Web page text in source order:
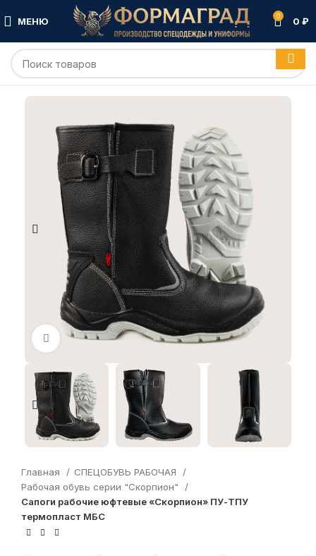
МЕНЮ 0 0 ₽
Увеличить
Главная
СПЕЦОБУВЬ РАБОЧАЯ
Рабочая обувь серии "Скорпион"
Сапоги рабочие юфтевые «Скорпион» ПУ-ТПУ
термопласт МБС